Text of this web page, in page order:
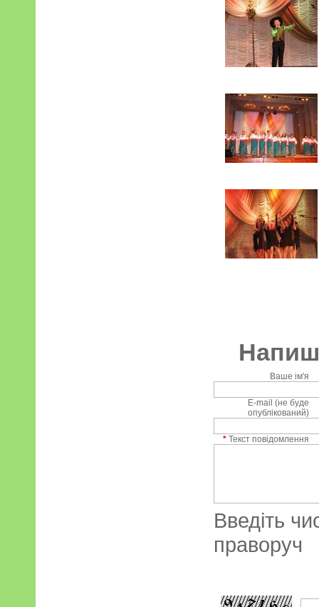
Ваше ім'я
E-mail (не буде
опублікований)
* Текст повідомлення
Введіть
праворуч